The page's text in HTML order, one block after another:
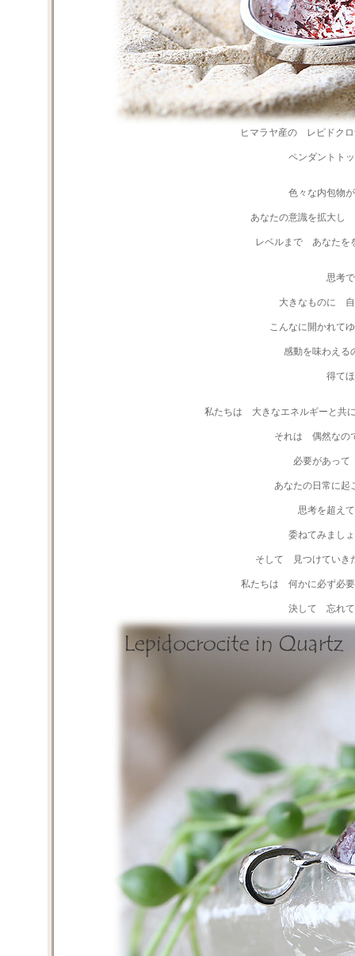
ヒマラヤ産の レピドク
ペンダントト
色々な内包物
あなたの意識を拡大し
レベルまで あなたを
思考
大きなものに
こんなに開かれて
感動を味わえ
得て
私たちは 大きなエネルギーと
それは 偶然なの
必要があっ
あなたの日常に
思考を超え
委ねてみまし
そして 見つけていき
私たちは 何かに必ず必
決して 忘れて